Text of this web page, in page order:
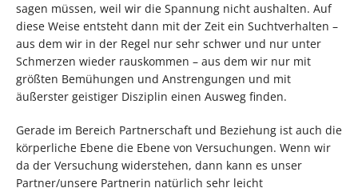
sagen müssen, weil wir die Spannung nicht aushalten. Auf
diese Weise entsteht dann mit der Zeit ein Suchtverhalten –
aus dem wir in der Regel nur sehr schwer und nur unter
Schmerzen wieder rauskommen – aus dem wir nur mit
größten Bemühungen und Anstrengungen und mit
äußerster geistiger Disziplin einen Ausweg finden.
Gerade im Bereich Partnerschaft und Beziehung ist auch die
körperliche Ebene die Ebene von Versuchungen. Wenn wir
da der Versuchung widerstehen, dann kann es unser
Partner/unsere Partnerin natürlich sehr leicht